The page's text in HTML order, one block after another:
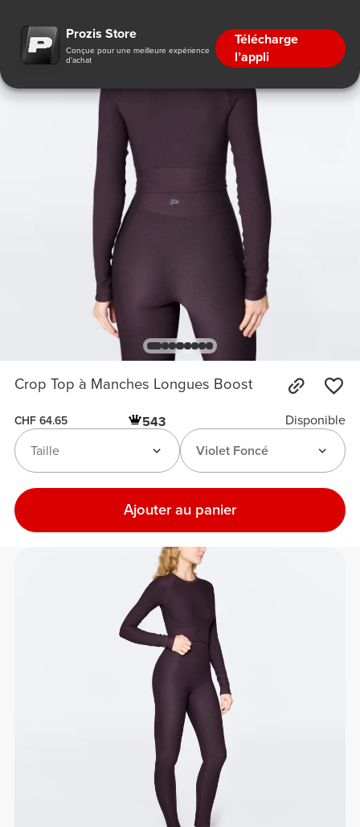
Prozis Store
Conçue pour une meilleure expérience
d'achat
Télécharge
l’appli
Crop Top à Manches Longues Boost
CHF 64.65 543
Disponible
Violet Foncé
Taille
Ajouter au panier